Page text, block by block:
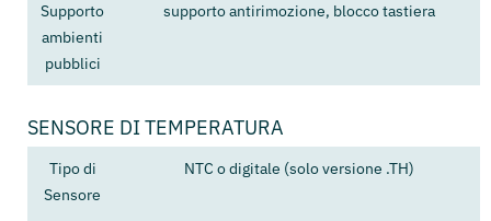
Supporto
ambienti
pubblici
supporto antirimozione, blocco tastiera
SENSORE DI TEMPERATURA
Tipo di
Sensore
NTC o digitale (solo versione .TH)